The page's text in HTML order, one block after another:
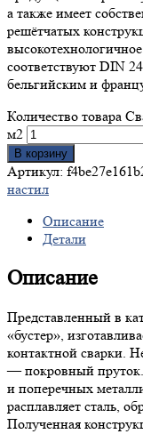
а также имеет
решётчатых
соответствуют DIN
бельгийским и
Количество товара
м2
В корзину
Артикул:
настил
Описание
Детали
Описание
Представленный в
«бустер»,
контактной сварки.
— покровный пруток.
и поперечных
расплавляет сталь,
Полученная